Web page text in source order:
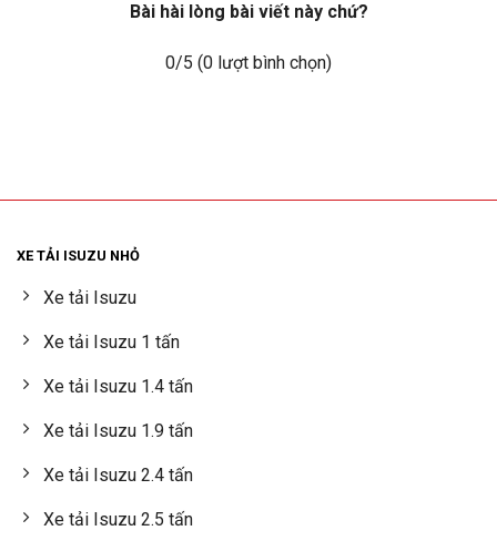
Bài hài lòng bài viết này chứ?
0/5 (0 lượt bình chọn)
XE TẢI ISUZU NHỎ
Xe tải Isuzu
Xe tải Isuzu 1 tấn
Xe tải Isuzu 1.4 tấn
Xe tải Isuzu 1.9 tấn
Xe tải Isuzu 2.4 tấn
Xe tải Isuzu 2.5 tấn